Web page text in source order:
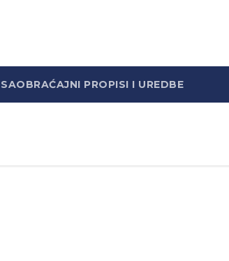
SAOBRAĆAJNI PROPISI I UREDBE